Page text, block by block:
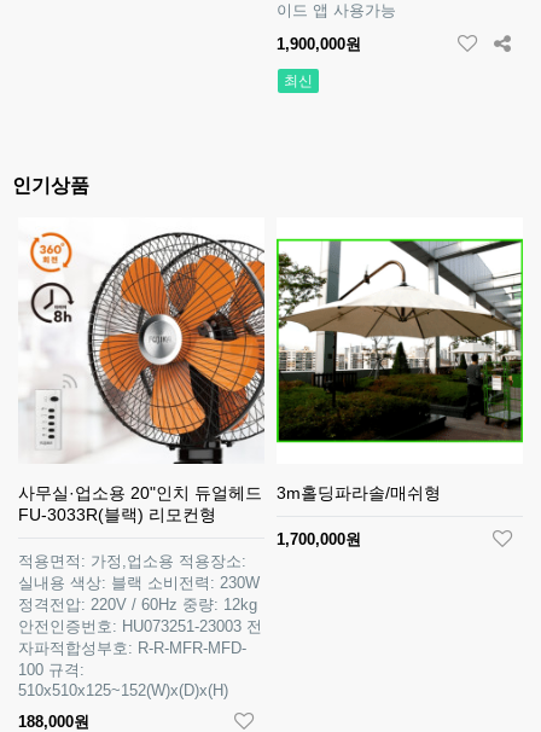
이드 앱 사용가능
1,900,000원
최신
인기상품
사무실·업소용 20"인치 듀얼헤드
FU-3033R(블랙) 리모컨형
적용면적: 가정,업소용 적용장소:
실내용 색상: 블랙 소비전력: 230W
정격전압: 220V / 60Hz 중량: 12kg
안전인증번호: HU073251-23003 전
자파적합성부호: R-R-MFR-MFD-
100 규격:
510x510x125~152(W)x(D)x(H)
188,000원
3m홀딩파라솔/매쉬형
1,700,000원